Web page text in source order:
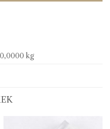
0,0000 kg